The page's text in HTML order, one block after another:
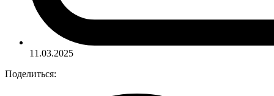
11.03.2025
Поделиться: